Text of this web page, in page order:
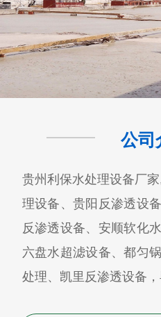
公司
贵州利保水处理设备厂
理设备、贵阳反渗透设
反渗透设备、安顺软化
六盘水超滤设备、都匀
处理、凯里反渗透设备